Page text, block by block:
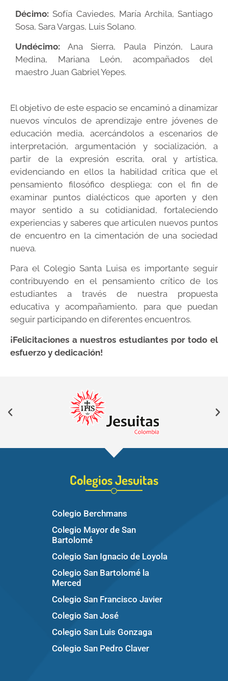
Décimo: Sofía Caviedes, María Archila, Santiago
Sosa, Sara Vargas, Luis Solano.
Undécimo: Ana Sierra, Paula Pinzón, Laura
Medina, Mariana León, acompañados del
maestro Juan Gabriel Yepes.
El objetivo de este espacio se encaminó a dinamizar
nuevos vínculos de aprendizaje entre jóvenes de
educación media, acercándolos a escenarios de
interpretación, argumentación y socialización, a
partir de la expresión escrita, oral y artística,
evidenciando en ellos la habilidad crítica que el
pensamiento filosófico despliega; con el fin de
examinar puntos dialécticos que aporten y den
mayor sentido a su cotidianidad, fortaleciendo
experiencias y saberes que articulen nuevos puntos
de encuentro en la cimentación de una sociedad
nueva.
Para el Colegio Santa Luisa es importante seguir
contribuyendo en el pensamiento crítico de los
estudiantes a través de nuestra propuesta
educativa y acompañamiento, para que puedan
seguir participando en diferentes encuentros.
¡Felicitaciones a nuestros estudiantes por todo el
esfuerzo y dedicación!
Colegios Jesuitas
Colegio Berchmans
Colegio Mayor de San
Bartolomé
Colegio San Ignacio de Loyola
Colegio San Bartolomé la
Merced
Colegio San Francisco Javier
Colegio San José
Colegio San Luis Gonzaga
Colegio San Pedro Claver